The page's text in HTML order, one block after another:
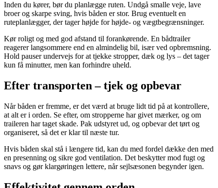
Inden du kører, bør du planlægge ruten. Undgå smalle veje, lave
broer og skarpe sving, hvis båden er stor. Brug eventuelt en
ruteplanlægger, der tager højde for højde- og vægtbegrænsninger.
Kør roligt og med god afstand til forankørende. En bådtrailer
reagerer langsommere end en almindelig bil, især ved opbremsning.
Hold pauser undervejs for at tjekke stropper, dæk og lys – det tager
kun få minutter, men kan forhindre uheld.
Efter transporten – tjek og opbevar
Når båden er fremme, er det værd at bruge lidt tid på at kontrollere,
at alt er i orden. Se efter, om stropperne har givet mærker, og om
traileren har taget skade. Pak udstyret ud, og opbevar det tørt og
organiseret, så det er klar til næste tur.
Hvis båden skal stå i længere tid, kan du med fordel dække den med
en presenning og sikre god ventilation. Det beskytter mod fugt og
snavs og gør klargøringen lettere, når sejlsæsonen begynder igen.